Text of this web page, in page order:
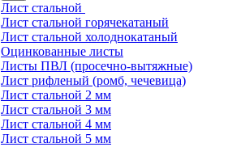
Лист стальной
Лист стальной горячекатаный
Лист стальной холоднокатаный
Оцинкованные листы
Листы ПВЛ (просечно-вытяжные)
Лист рифленый (ромб, чечевица)
Лист стальной 2 мм
Лист стальной 3 мм
Лист стальной 4 мм
Лист стальной 5 мм